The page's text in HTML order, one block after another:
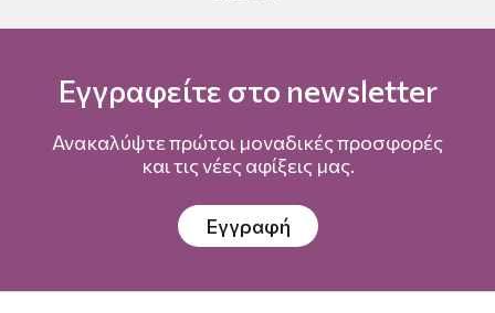
Εγγραφείτε στο newsletter
Ανακαλύψτε πρώτοι μοναδικές προσφορές
και τις νέες αφίξεις μας.
Εγγραφή